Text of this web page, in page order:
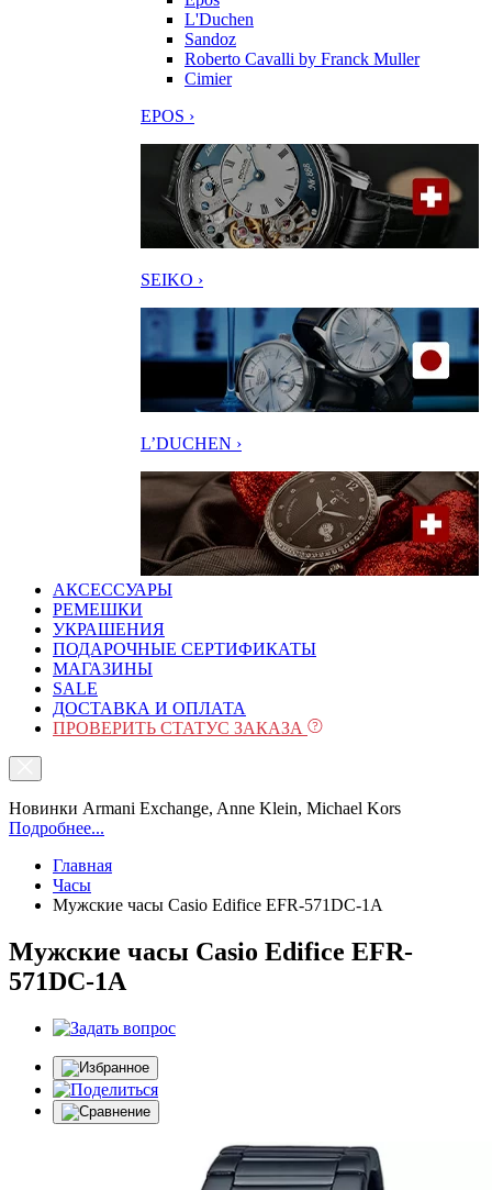
L'Duchen
Sandoz
Roberto Cavalli by Franck Muller
Cimier
EPOS ›
SEIKO ›
L’DUCHEN ›
АКСЕССУАРЫ
РЕМЕШКИ
УКРАШЕНИЯ
ПОДАРОЧНЫЕ СЕРТИФИКАТЫ
МАГАЗИНЫ
SALE
ДОСТАВКА И ОПЛАТА
ПРОВЕРИТЬ СТАТУС ЗАКАЗА
Новинки Armani Exchange, Anne Klein, Michael Kors
Подробнее...
Главная
Часы
Мужские часы Casio Edifice EFR-571DC-1A
Мужские часы Casio Edifice EFR-
571DC-1A